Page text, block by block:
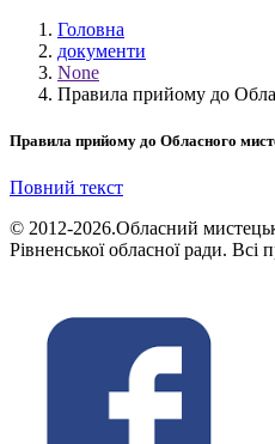
Головна
документи
None
Правила прийому до
Правила прийому до Обласного
Повний текст
© 2012-2026.Обласний
Рівненської обласної ради. Всі